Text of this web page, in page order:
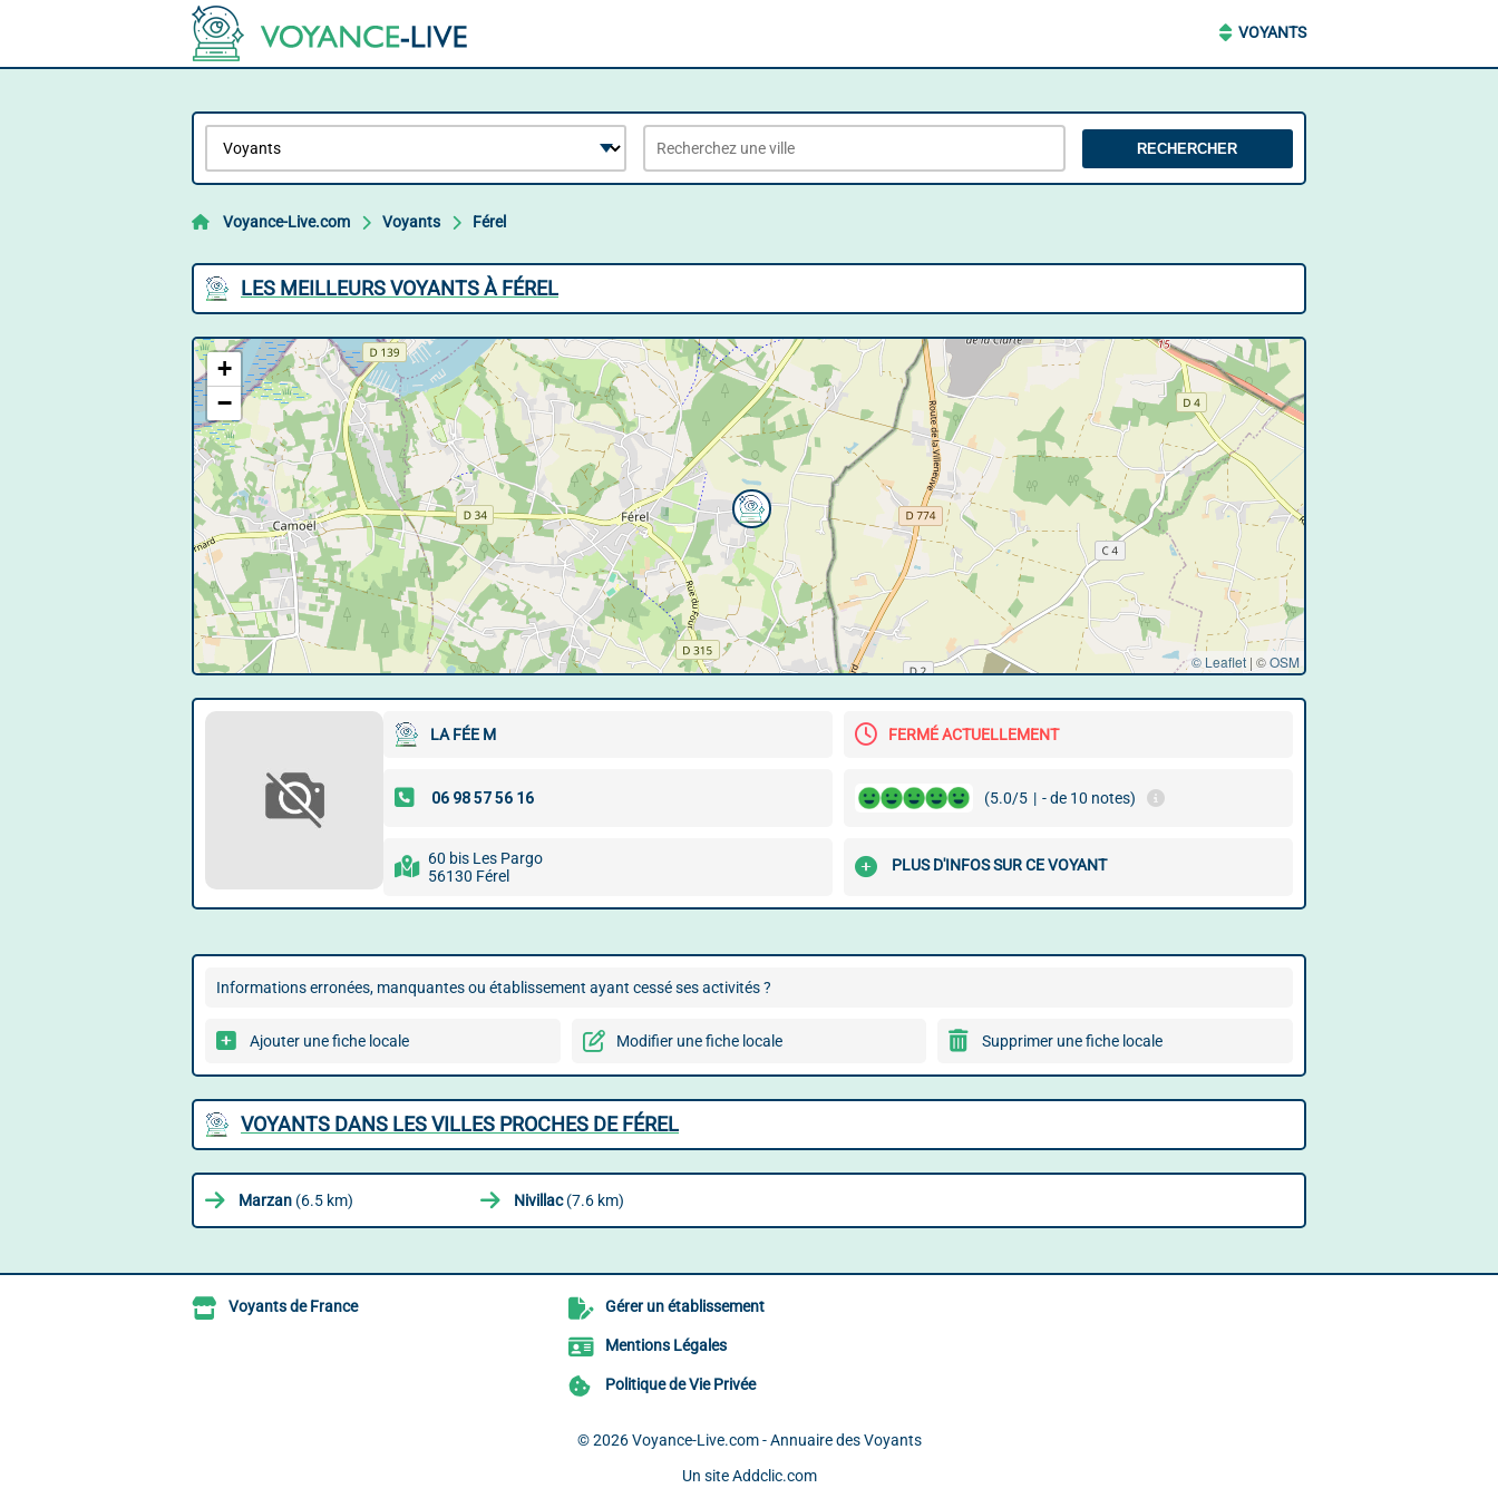
VOYANTS
RECHERCHER
Voyance-Live.com Voyants Férel
LES MEILLEURS VOYANTS À FÉREL
+
−
© Leaflet | ©OSM
LA FÉE M FERMÉ ACTUELLEMENT
(5.0/5 | - de 10 notes)
60 bis Les Pargo
56130 Férel
PLUS D'INFOS SUR CE VOYANT
Informations erronées, manquantes ou établissement ayant cessé ses activités ?
Ajouter une fiche locale Modifier une fiche locale Supprimer une fiche locale
VOYANTS DANS LES VILLES PROCHES DE FÉREL
Marzan (6.5 km) Nivillac(7.6 km)
Voyants de France Gérer un établissement
Mentions Légales
Politique de Vie Privée
© 2026 Voyance-Live.com - Annuaire des Voyants
Un site Addclic.com